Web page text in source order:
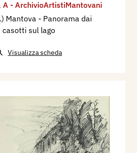
A - ArchivioArtistiMantovani
Mantova - Panorama dai
casotti sul lago
Visualizza scheda